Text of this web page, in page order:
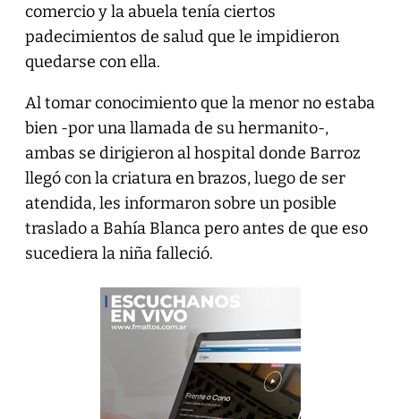
comercio y la abuela tenía ciertos
padecimientos de salud que le impidieron
quedarse con ella.
Al tomar conocimiento que la menor no estaba
bien -por una llamada de su hermanito-,
ambas se dirigieron al hospital donde Barroz
llegó con la criatura en brazos, luego de ser
atendida, les informaron sobre un posible
traslado a Bahía Blanca pero antes de que eso
sucediera la niña falleció.